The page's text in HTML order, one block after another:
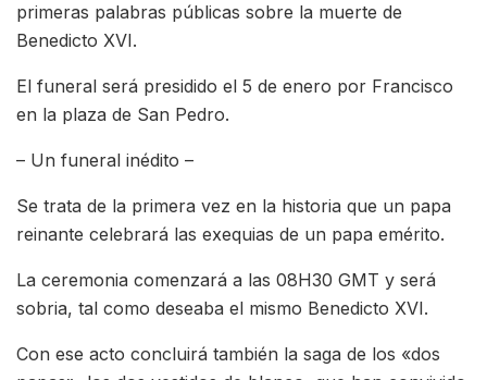
primeras palabras públicas sobre la muerte de
Benedicto XVI.
El funeral será presidido el 5 de enero por Francisco
en la plaza de San Pedro.
– Un funeral inédito –
Se trata de la primera vez en la historia que un papa
reinante celebrará las exequias de un papa emérito.
La ceremonia comenzará a las 08H30 GMT y será
sobria, tal como deseaba el mismo Benedicto XVI.
Con ese acto concluirá también la saga de los «dos